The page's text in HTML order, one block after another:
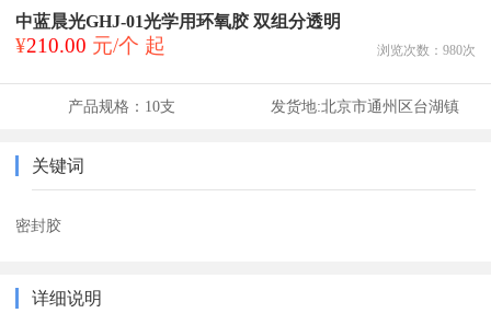
中蓝晨光GHJ-01光学用环氧胶 双组分透明
¥210.00 元/个 起 浏览次数： 980次
产品规格： 10支 发货地:北京市通州区台湖镇
关键词
密封胶
详细说明